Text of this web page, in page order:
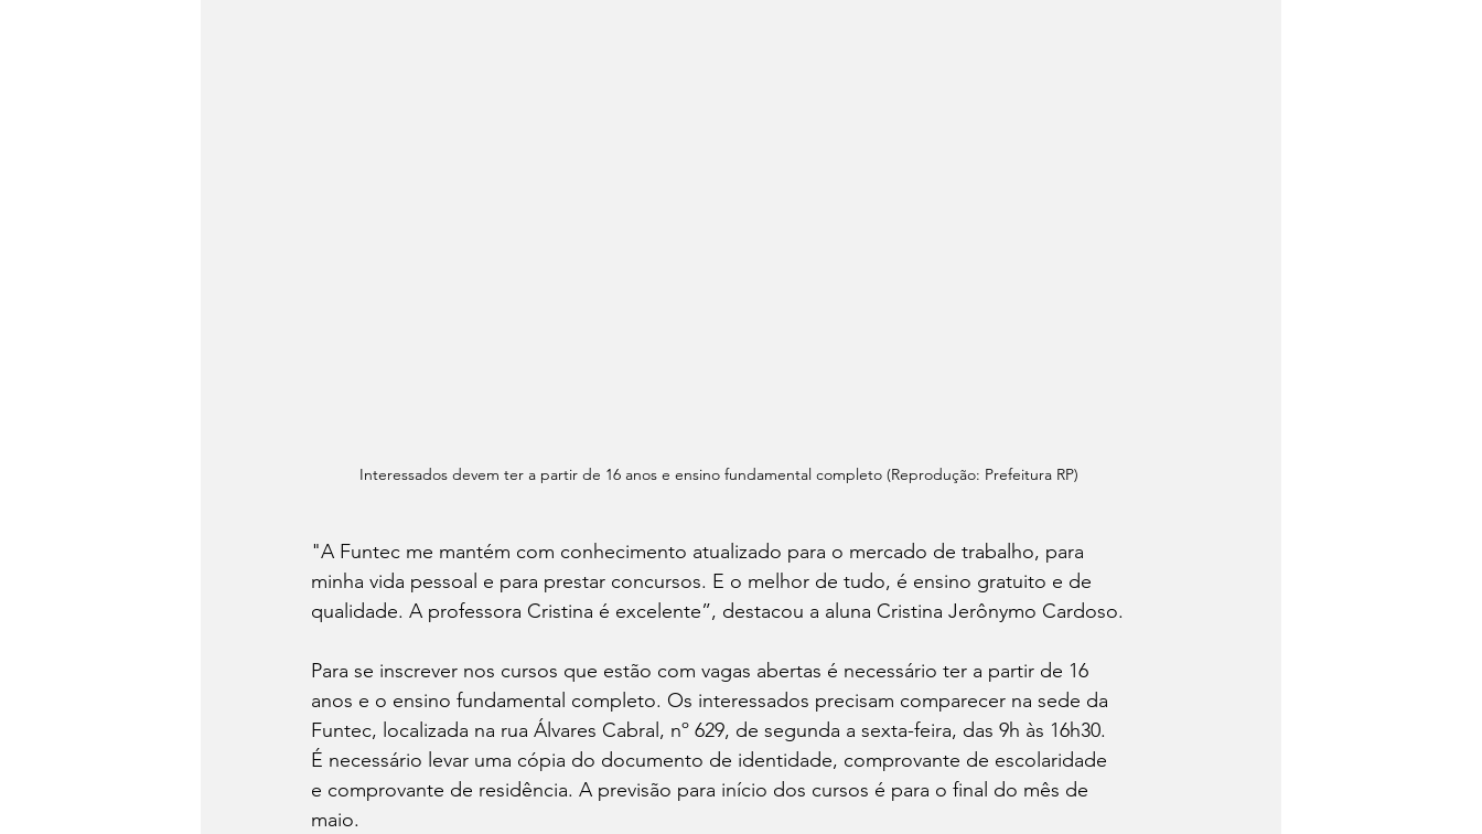
Interessados devem ter a partir de 16 anos e ensino fundamental completo (Reprodução: Prefeitura RP)
"A Funtec me mantém com conhecimento atualizado para o mercado de trabalho, para
minha vida pessoal e para prestar concursos. E o melhor de tudo, é ensino gratuito e de
qualidade. A professora Cristina é excelente”, destacou a aluna Cristina Jerônymo Cardoso.
Para se inscrever nos cursos que estão com vagas abertas é necessário ter a partir de 16
anos e o ensino fundamental completo. Os interessados precisam comparecer na sede da
Funtec, localizada na rua Álvares Cabral, nº 629, de segunda a sexta-feira, das 9h às 16h30.
É necessário levar uma cópia do documento de identidade, comprovante de escolaridade
e comprovante de residência. A previsão para início dos cursos é para o final do mês de
maio.